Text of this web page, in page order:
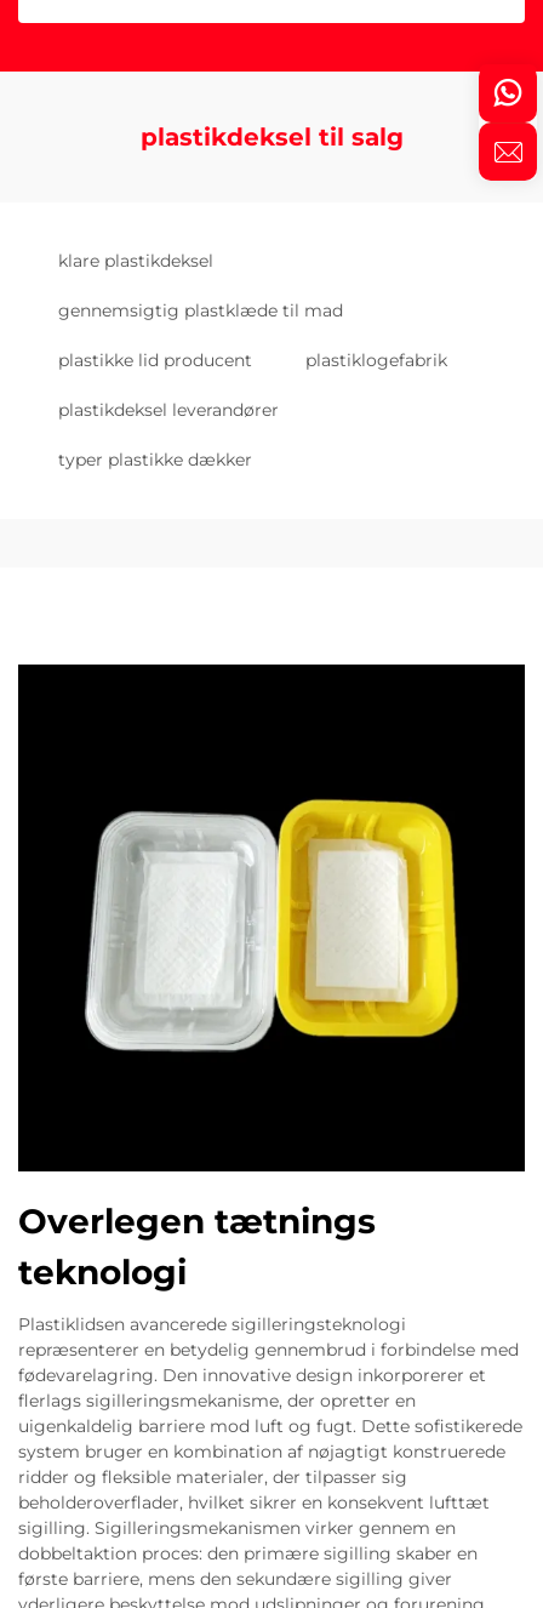
plastikdeksel til salg
klare plastikdeksel
gennemsigtig plastklæde til mad
plastikke lid producent plastiklogefabrik
plastikdeksel leverandører
typer plastikke dækker
Overlegen tætnings
teknologi
Plastiklidsen avancerede sigilleringsteknologi
repræsenterer en betydelig gennembrud i forbindelse med
fødevarelagring. Den innovative design inkorporerer et
flerlags sigilleringsmekanisme, der opretter en
uigenkaldelig barriere mod luft og fugt. Dette sofistikerede
system bruger en kombination af nøjagtigt konstruerede
ridder og fleksible materialer, der tilpasser sig
beholderoverflader, hvilket sikrer en konsekvent lufttæt
sigilling. Sigilleringsmekanismen virker gennem en
dobbeltaktion proces: den primære sigilling skaber en
første barriere, mens den sekundære sigilling giver